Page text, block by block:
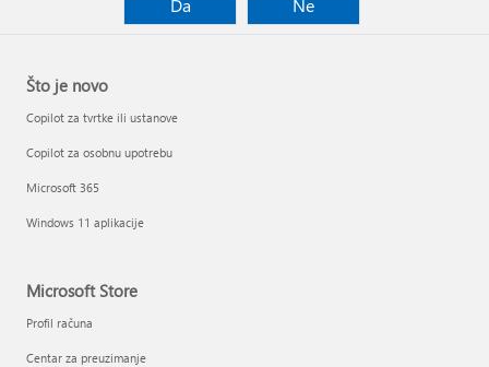
Da
Ne
Što je novo
Copilot za tvrtke ili ustanove
Copilot za osobnu upotrebu
Microsoft 365
Windows 11 aplikacije
Microsoft Store
Profil računa
Centar za preuzimanje